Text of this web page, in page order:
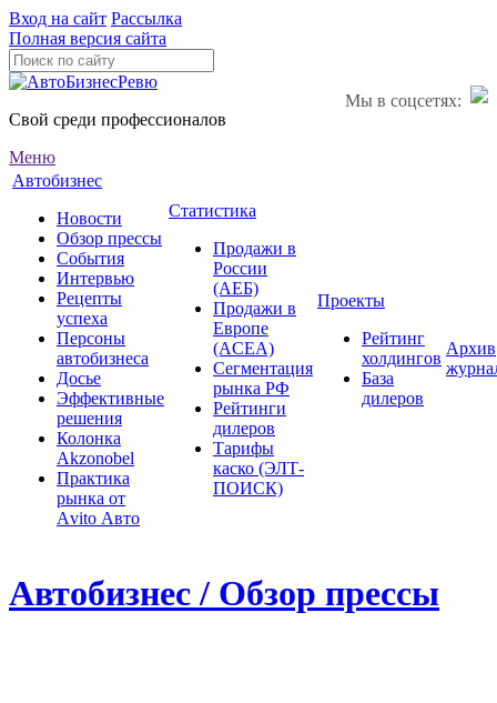
Вход на сайт Рассылка
Полная версия сайта
Мы в соцсетях:
Свой среди профессионалов
Меню
Автобизнес
Новости
Обзор прессы
События
Интервью
Рецепты
успеха
Персоны
автобизнеса
Досье
Эффективные
решения
Колонка
Akzonobel
Практика
рынка от
Аvito Авто
Статистика
Продажи в
России
(АЕБ)
Продажи в
Европе
(ACEA)
Сегментация
рынка РФ
Рейтинги
дилеров
Тарифы
каско (ЭЛТ-
ПОИСК)
Проекты
Рейтинг
холдингов
База
дилеров
Архив
Автобизнес / Обзор прессы